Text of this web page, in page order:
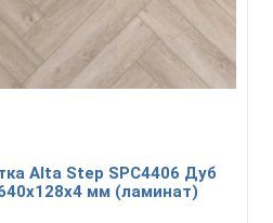
Alta Step SPC4406 Дуб
мм (ламинат)